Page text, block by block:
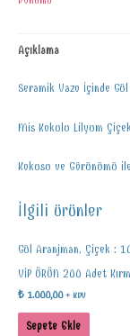
Açıklama
Seramik Vazo İçinde
Mis Kokulu Lilyum
Kokusu ve Görünümü
İlgili ürünler
Gül Aranjman, Çiçek :
VİP ÜRÜN 200 Adet
₺1.000,00 + KDV
Sepete Ekle